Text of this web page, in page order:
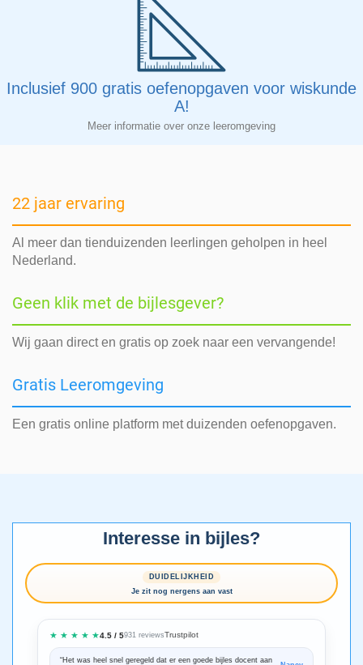
Inclusief 900 gratis oefenopgaven voor wiskunde
A!
Meer informatie over onze leeromgeving
22 jaar ervaring
Al meer dan tienduizenden leerlingen geholpen in heel
Nederland.
Geen klik met de bijlesgever?
Wij gaan direct en gratis op zoek naar een vervangende!
Gratis Leeromgeving
Een gratis online platform met duizenden oefenopgaven.
Interesse in bijles?
DUIDELIJKHEID
Je zit nog nergens aan vast
★ ★ ★ ★ ★4.5 / 5931 reviewsTrustpilot
“Het was heel snel geregeld dat er een goede bijles docent aan